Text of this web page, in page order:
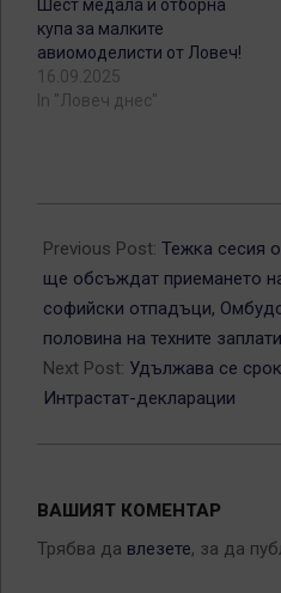
Шест медала и отборна
купа за малките
авиомоделисти от Ловеч!
16.09.2025
In "Ловеч днес"
06-
18
Previous Post: Тежка сесия
ще обсъждат приемането
софийски отпадъци,
половина на техните заплати
Next Post: Удължава се
Интрастат-декларации
ВАШИЯТ КОМЕНТАР
Трябва да влезете, за да